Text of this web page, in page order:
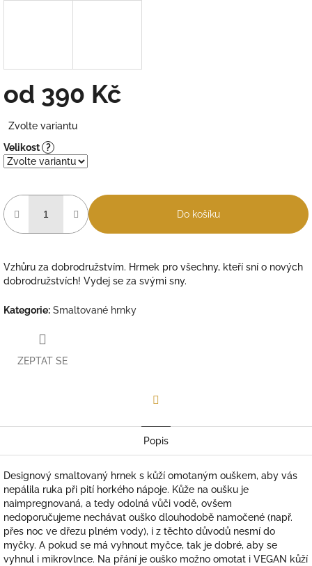
od 390 Kč
cena:
Zvolte variantu
Velikost ?
Do košíku
Vzhůru za dobrodružstvím. Hrmek pro všechny, kteří sní o nových
dobrodružstvích! Vydej se za svými sny.
Kategorie: Smaltované hrnky
ZEPTAT SE
Popis
Designový smaltovaný hrnek s kůží omotaným ouškem, aby vás
nepálila ruka při pití horkého nápoje. Kůže na oušku je
naimpregnovaná, a tedy odolná vůči vodě, ovšem
nedoporučujeme nechávat ouško dlouhodobě namočené (např.
přes noc ve dřezu plném vody), i z těchto důvodů nesmí do
myčky. A pokud se má vyhnout myčce, tak je dobré, aby se
vyhnul i mikrovlnce. Na přání je ouško možno omotat i VEGAN kůží